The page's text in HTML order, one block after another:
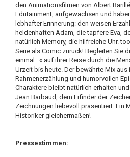
den Animationsfilmen von Albert
Edutainment, aufgewachsen und
lebhafter Erinnerung: den weisen
heldenhaften Adam, die tapfere Eva,
natürlich Memory, die hilfreiche Uhr.
Serie als Comic zurück! Begleiten Sie
einmal...« auf ihrer Reise durch die
Urzeit bis heute. Der bewährte Mix
Rahmenerzählung und humorvollen
Charaktere bleibt natürlich erhalten
Jean Barbaud, dem Erfinder der
Zeichnungen liebevoll präsentiert. Ein
Historiker gleichermaßen!
Pressestimmen: